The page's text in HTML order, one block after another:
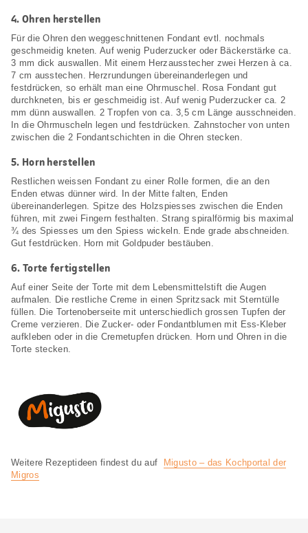
4.Ohren herstellen
Für die Ohren den weggeschnittenen Fondant evtl. nochmals
geschmeidig kneten. Auf wenig Puderzucker oder Bäckerstärke ca.
3 mm dick auswallen. Mit einem Herzausstecher zwei Herzen à ca.
7 cm ausstechen. Herzrundungen übereinanderlegen und
festdrücken, so erhält man eine Ohrmuschel. Rosa Fondant gut
durchkneten, bis er geschmeidig ist. Auf wenig Puderzucker ca. 2
mm dünn auswallen. 2 Tropfen von ca. 3,5 cm Länge ausschneiden.
In die Ohrmuscheln legen und festdrücken. Zahnstocher von unten
zwischen die 2 Fondantschichten in die Ohren stecken.
5. Horn herstellen
Restlichen weissen Fondant zu einer Rolle formen, die an den
Enden etwas dünner wird. In der Mitte falten, Enden
übereinanderlegen. Spitze des Holzspiesses zwischen die Enden
führen, mit zwei Fingern festhalten. Strang spiralförmig bis maximal
¾ des Spiesses um den Spiess wickeln. Ende grade abschneiden.
Gut festdrücken. Horn mit Goldpuder bestäuben.
6.Torte fertigstellen
Auf einer Seite der Torte mit dem Lebensmittelstift die Augen
aufmalen. Die restliche Creme in einen Spritzsack mit Sterntülle
füllen. Die Tortenoberseite mit unterschiedlich grossen Tupfen der
Creme verzieren. Die Zucker- oder Fondantblumen mit Ess-Kleber
aufkleben oder in die Cremetupfen drücken. Horn und Ohren in die
Torte stecken.
Weitere Rezeptideen findest du auf
Migusto – das Kochportal der
Migros